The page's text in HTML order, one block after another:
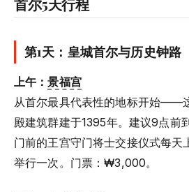
首尔5天行程
第1天：皇城首尔与历史钟路
上午：景福宫
从首尔最具代表性的地标开始——
殿建筑群建于1395年。建议9点前
门前的王宫守门将士交接仪式每天
举行一次。门票：₩3,000。